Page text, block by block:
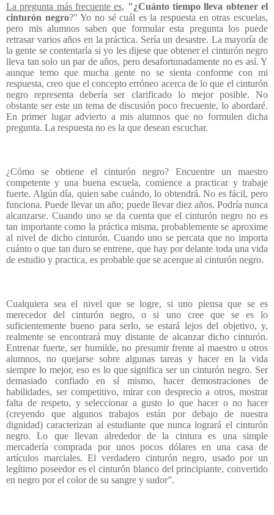
La pregunta más frecuente es, "¿Cuánto tiempo lleva obtener el
cinturón negro?" Yo no sé cuál es la respuesta en otras escuelas,
pero mis alumnos saben que formular esta pregunta los puede
retrasar varios años en la práctica. Sería un desastre. La mayoría de
la gente se contentaría si yo les dijese que obtener el cinturón negro
lleva tan solo un par de años, pero desafortunadamente no es así. Y
aunque temo que mucha gente no se sienta conforme con mi
respuesta, creo que el concepto erróneo acerca de lo que el cinturón
negro representa debería ser clarificado lo mejor posible. No
obstante ser este un tema de discusión poco frecuente, lo abordaré.
En primer lugar advierto a mis alumnos que no formulen dicha
pregunta. La respuesta no es la que desean escuchar.
¿Cómo se obtiene el cinturón negro? Encuentre un maestro
competente y una buena escuela, comience a practicar y trabaje
fuerte. Algún día, quien sabe cuándo, lo obtendrá. No es fácil, pero
funciona. Puede llevar un año; puede llevar diez años. Podría nunca
alcanzarse. Cuando uno se da cuenta que el cinturón negro no es
tan importante como la práctica misma, probablemente se aproxime
al nivel de dicho cinturón. Cuando uno se percata que no importa
cuánto o que tan duro se entrene, que hay por delante toda una vida
de estudio y practica, es probable que se acerque al cinturón negro.
Cualquiera sea el nivel que se logre, si uno piensa que se es
merecedor del cinturón negro, o si uno cree que se es lo
suficientemente bueno para serlo, se estará lejos del objetivo, y,
realmente se encontrará muy distante de alcanzar dicho cinturón.
Entrenar fuerte, ser humilde, no presumir frente al maestro u otros
alumnos, no quejarse sobre algunas tareas y hacer en la vida
siempre lo mejor, eso es lo que significa ser un cinturón negro. Ser
demasiado confiado en sí mismo, hacer demostraciones de
habilidades, ser competitivo, mirar con desprecio a otros, mostrar
falta de respeto, y seleccionar a gusto lo que hacer o no hacer
(creyendo que algunos trabajos están por debajo de nuestra
dignidad) caracterizan al estudiante que nunca logrará el cinturón
negro. Lo que llevan alrededor de la cintura es una simple
mercadería comprada por unos pocos dólares en una casa de
artículos marciales. El verdadero cinturón negro, usado por un
legítimo poseedor es el cinturón blanco del principiante, convertido
en negro por el color de su sangre y sudor”.